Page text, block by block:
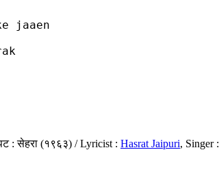
jaaen
: सेहरा (१९६३) / Lyricist : Hasrat Jaipuri, Singer :